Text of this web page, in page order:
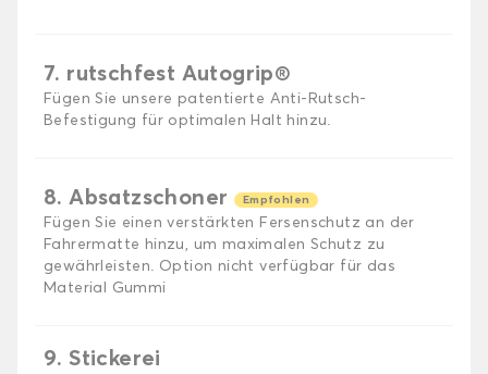
7. rutschfest Autogrip®
Fügen Sie unsere patentierte Anti-Rutsch-
Befestigung für optimalen Halt hinzu.
8. Absatzschoner Empfohlen
Fügen Sie einen verstärkten Fersenschutz an der
Fahrermatte hinzu, um maximalen Schutz zu
gewährleisten. Option nicht verfügbar für das
Material Gummi
9. Stickerei